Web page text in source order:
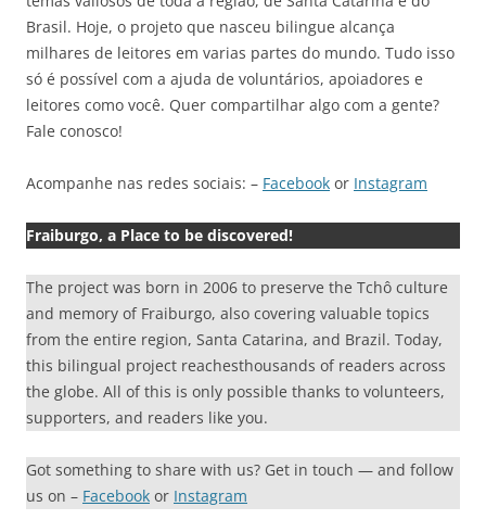
Brasil. Hoje, o projeto que nasceu bilingue alcança
milhares de leitores em varias partes do mundo. Tudo isso
só é possível com a ajuda de voluntários, apoiadores e
leitores como você. Quer compartilhar algo com a gente?
Fale conosco!
Acompanhe nas redes sociais: – Facebook or Instagram
Fraiburgo, a Place to be discovered!
The project was born in 2006 to preserve the Tchô culture
and memory of Fraiburgo, also covering valuable topics
from the entire region, Santa Catarina, and Brazil. Today,
this bilingual project reachesthousands of readers across
the globe. All of this is only possible thanks to volunteers,
supporters, and readers like you.
Got something to share with us? Get in touch — and follow
us on – Facebook or Instagram